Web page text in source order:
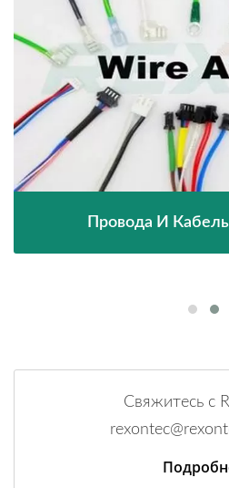
Провода И
Свяжитесь с